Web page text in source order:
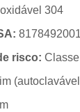
304
risco: